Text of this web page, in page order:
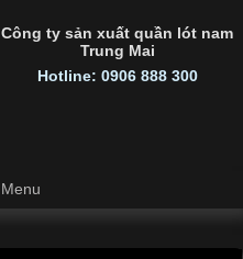
Công ty sản xuất quần lót nam
Trung Mai
Hotline: 0906 888 300
Menu